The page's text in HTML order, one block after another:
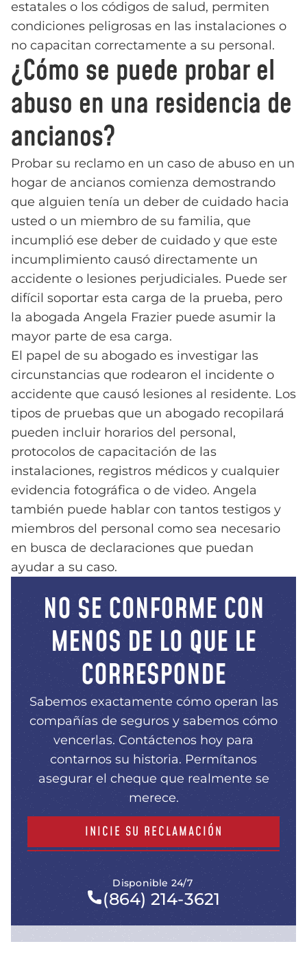
estatales o los códigos de salud, permiten
condiciones peligrosas en las instalaciones o
no capacitan correctamente a su personal.
¿Cómo se puede probar el
abuso en una residencia de
ancianos?
Probar su reclamo en un caso de abuso en un
hogar de ancianos comienza demostrando
que alguien tenía un deber de cuidado hacia
usted o un miembro de su familia, que
incumplió ese deber de cuidado y que este
incumplimiento causó directamente un
accidente o lesiones perjudiciales. Puede ser
difícil soportar esta carga de la prueba, pero
la abogada Angela Frazier puede asumir la
mayor parte de esa carga.
El papel de su abogado es investigar las
circunstancias que rodearon el incidente o
accidente que causó lesiones al residente. Los
tipos de pruebas que un abogado recopilará
pueden incluir horarios del personal,
protocolos de capacitación de las
instalaciones, registros médicos y cualquier
evidencia fotográfica o de video. Angela
también puede hablar con tantos testigos y
miembros del personal como sea necesario
en busca de declaraciones que puedan
ayudar a su caso.
NO SE CONFORME CON
MENOS DE LO QUE LE
CORRESPONDE
Sabemos exactamente cómo operan las
compañías de seguros y sabemos cómo
vencerlas. Contáctenos hoy para
contarnos su historia. Permítanos
asegurar el cheque que realmente se
merece.
INICIE SU RECLAMACIÓN
Disponible 24/7
(864) 214-3621